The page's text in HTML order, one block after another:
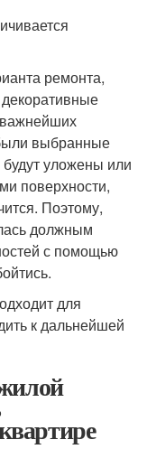
ремонта,
выбранные
уложены или
поверхности,
Поэтому,
должным
с помощью
для
к дальнейшей